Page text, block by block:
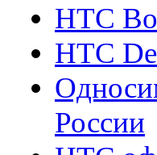
HTC
HTC
России